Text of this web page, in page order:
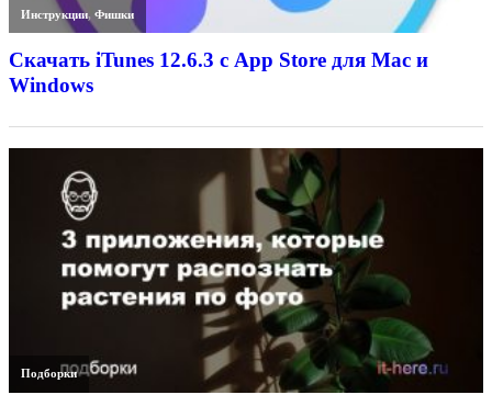
Инструкции,Фишки
Скачать iTunes 12.6.3 с App Store для Mac и
Windows
Подборки